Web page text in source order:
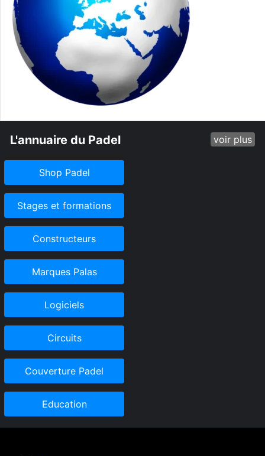
L'annuaire du Padel voir plus
Shop Padel
Stages et formations
Constructeurs
Marques Palas
Logiciels
Circuits
Couverture Padel
Education